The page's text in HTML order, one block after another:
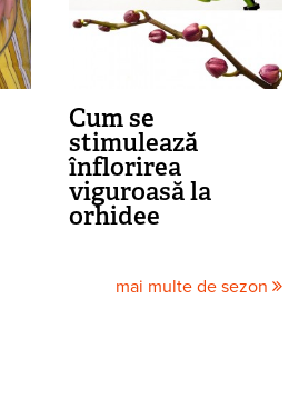
Cum se
stimulează
înflorirea
viguroasă la
orhidee
mai multe de sezon